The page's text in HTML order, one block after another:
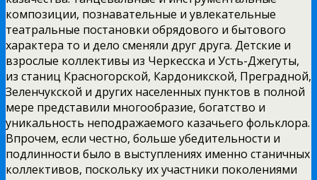
композиции, познавательные и увлекательные
театральные постановки обрядового и бытового
характера то и дело сменяли друг друга. Детские и
взрослые коллективы из Черкесска и Усть-Джегуты,
из станиц Красногорской, Кардоникской, Преградной,
Зеленчукской и других населенных пунктов в полной
мере представили многообразие, богатство и
уникальность неподражаемого казачьего фольклора.
Впрочем, если честно, больше убедительности и
подлинности было в выступлениях именно станичных
коллективов, поскольку их участники поколениями